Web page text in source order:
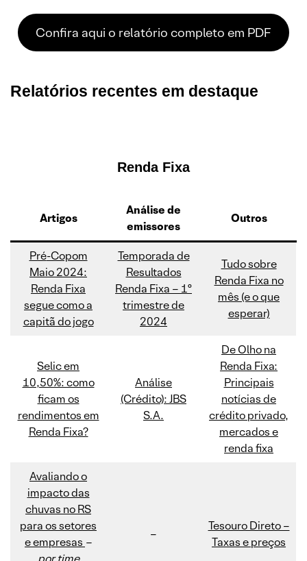
Confira aqui o relatório completo em PDF
Relatórios recentes em destaque
Renda Fixa
Artigos
Análise de
emissores
Outros
Pré-Copom
Maio 2024:
Renda Fixa
segue como a
capitã do jogo
Temporada de
Resultados
Renda Fixa – 1º
trimestre de
2024
Tudo sobre
Renda Fixa no
mês (e o que
esperar)
Selic em
10,50%: como
ficam os
rendimentos em
Renda Fixa?
Análise
(Crédito): JBS
S.A.
De Olho na
Renda Fixa:
Principais
notícias de
crédito privado,
mercados e
renda fixa
Avaliando o
impacto das
chuvas no RS
para os setores
e empresas –
–
Tesouro Direto –
Taxas e preços